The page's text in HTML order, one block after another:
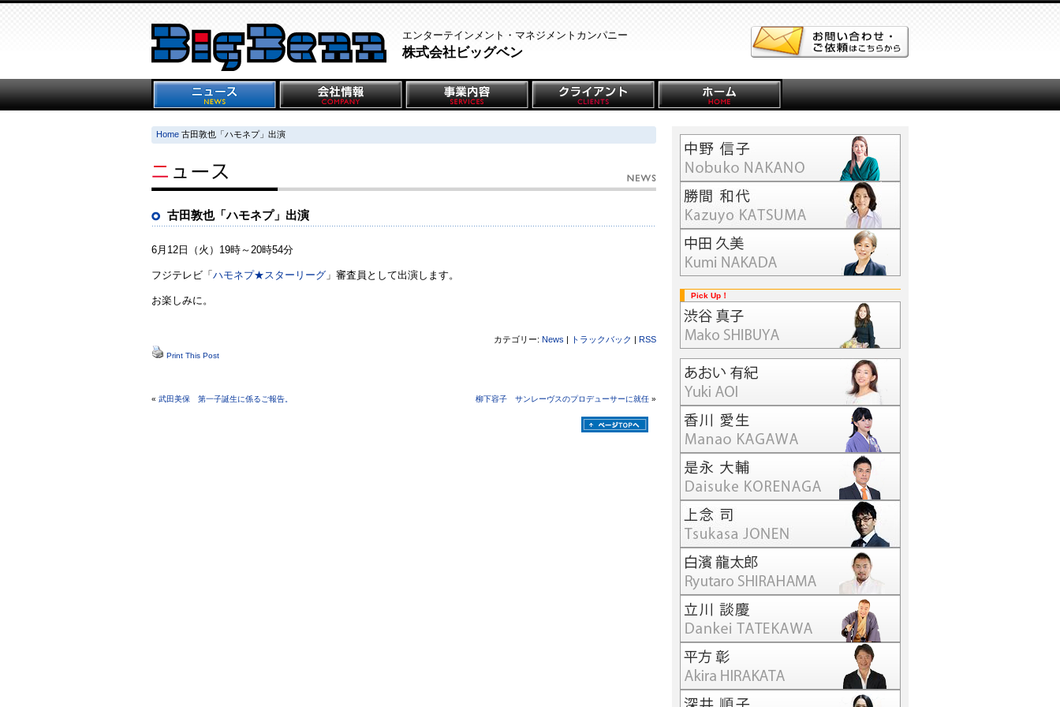
エンターテインメント・マネジメントカンパニー
株式会社ビッグベン
Home 古田敦也「ハモネプ」出演
古田敦也「ハモネプ」出演
6月12日（火）19時～20時54分
フジテレビ「 ハモネプ★スターリーグ 」審査員として出演します。
お楽しみに。
カテゴリー: News | トラックバック | RSS
Print This Post
« 武田美保 第一子誕生に係るご報告。 柳下容子 サンレーヴスのプロデューサーに就任 »
Pick Up！